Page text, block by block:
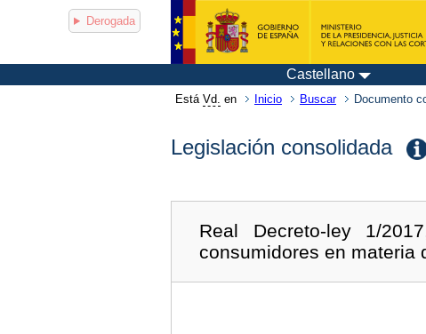
Castellano
Está Vd. en Inicio Buscar Documento
Legislación consolidada
Real Decreto-ley 1/
consumidores en materia
Derogada